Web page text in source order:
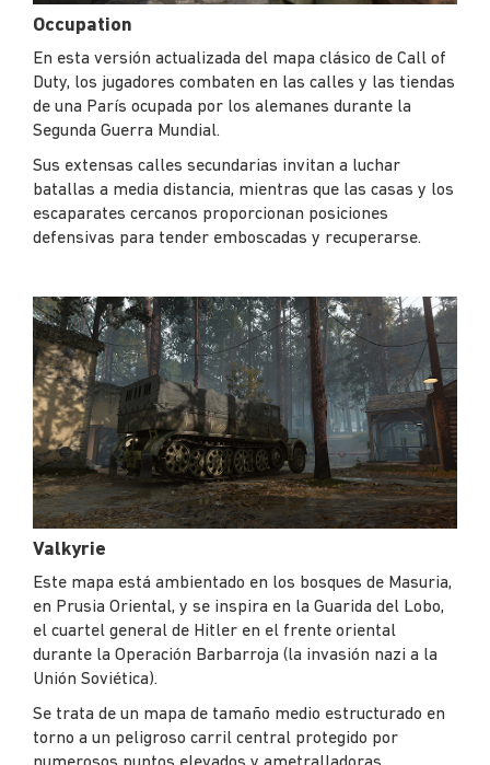
Occupation
En esta versión actualizada del mapa clásico de Call of
Duty, los jugadores combaten en las calles y las tiendas
de una París ocupada por los alemanes durante la
Segunda Guerra Mundial.
Sus extensas calles secundarias invitan a luchar
batallas a media distancia, mientras que las casas y los
escaparates cercanos proporcionan posiciones
defensivas para tender emboscadas y recuperarse.
Valkyrie
Este mapa está ambientado en los bosques de Masuria,
en Prusia Oriental, y se inspira en la Guarida del Lobo,
el cuartel general de Hitler en el frente oriental
durante la Operación Barbarroja (la invasión nazi a la
Unión Soviética).
Se trata de un mapa de tamaño medio estructurado en
torno a un peligroso carril central protegido por